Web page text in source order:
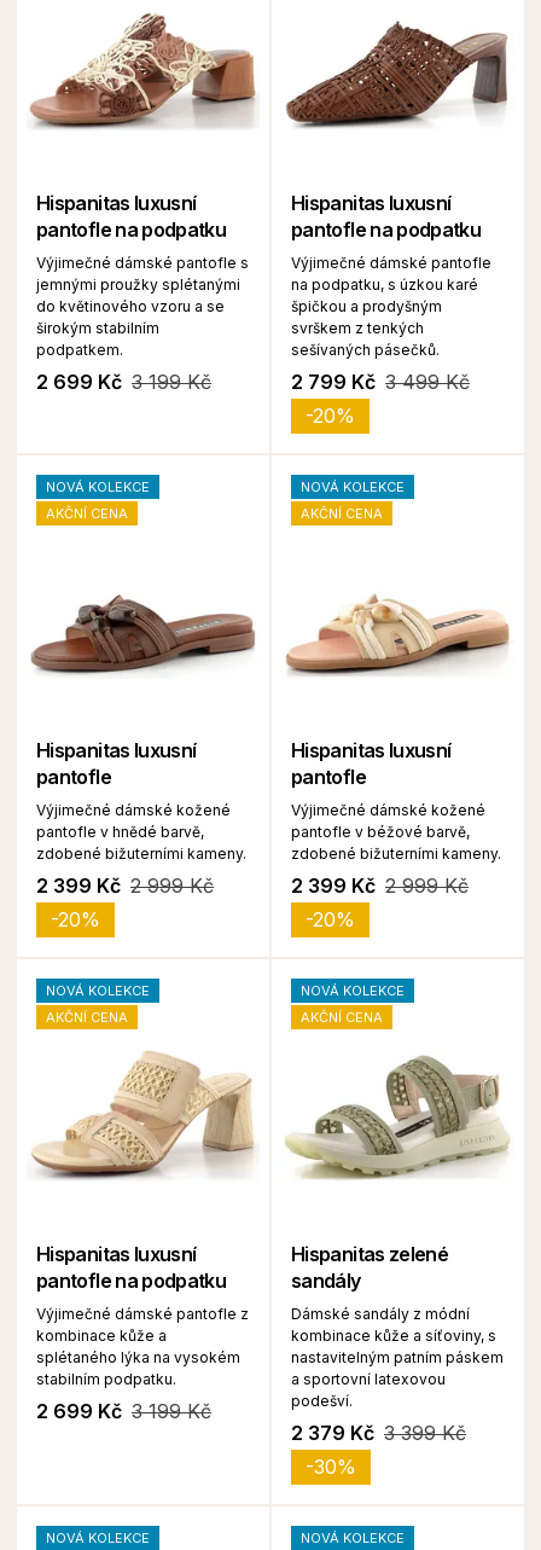
Hispanitas luxusní
pantofle na podpatku
Výjimečné dámské pantofle s
jemnými proužky splétanými
do květinového vzoru a se
širokým stabilním
podpatkem.
2 699 Kč 3 199 Kč
Hispanitas luxusní
pantofle na podpatku
Výjimečné dámské pantofle
na podpatku, s úzkou karé
špičkou a prodyšným
svrškem z tenkých
sešívaných pásečků.
2 799 Kč 3 499 Kč
-20%
NOVÁ KOLEKCE
AKČNÍ CENA
Hispanitas luxusní
pantofle
Výjimečné dámské kožené
pantofle v hnědé barvě,
zdobené bižuterními kameny.
2 399 Kč 2 999 Kč
-20%
NOVÁ KOLEKCE
AKČNÍ CENA
Hispanitas luxusní
pantofle
Výjimečné dámské kožené
pantofle v béžové barvě,
zdobené bižuterními kameny.
2 399 Kč 2 999 Kč
-20%
NOVÁ KOLEKCE
AKČNÍ CENA
Hispanitas luxusní
pantofle na podpatku
Výjimečné dámské pantofle z
kombinace kůže a
splétaného lýka na vysokém
stabilním podpatku.
2 699 Kč 3 199 Kč
NOVÁ KOLEKCE
AKČNÍ CENA
Hispanitas zelené
sandály
Dámské sandály z módní
kombinace kůže a síťoviny, s
nastavitelným patním páskem
a sportovní latexovou
podešví.
2 379 Kč 3 399 Kč
-30%
NOVÁ KOLEKCE
NOVÁ KOLEKCE